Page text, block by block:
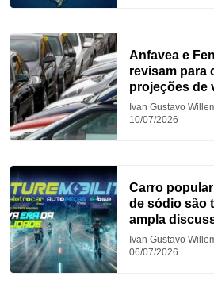
Anfavea e
revisam para
projeções de
em 2026
Ivan Gustavo
10/07/2026
Carro
de sódio são
ampla
Ivan Gustavo
06/07/2026